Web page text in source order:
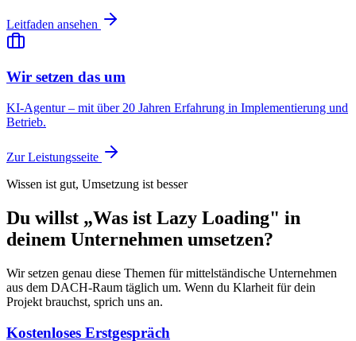
Leitfaden ansehen
Wir setzen das um
KI-Agentur – mit über 20 Jahren Erfahrung in Implementierung und
Betrieb.
Zur Leistungsseite
Wissen ist gut, Umsetzung ist besser
Du willst „Was ist Lazy Loading" in
deinem Unternehmen umsetzen?
Wir setzen genau diese Themen für mittelständische Unternehmen
aus dem DACH-Raum täglich um. Wenn du Klarheit für dein
Projekt brauchst, sprich uns an.
Kostenloses Erstgespräch